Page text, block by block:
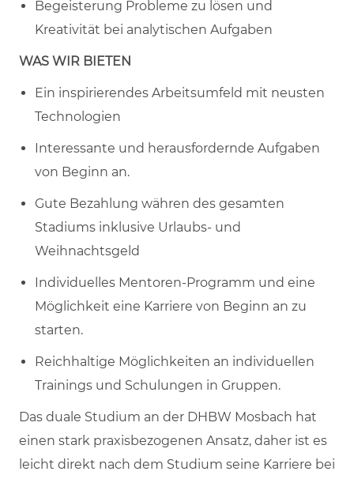
Begeisterung Probleme zu lösen und
Kreativität bei analytischen Aufgaben
WAS WIR BIETEN
Ein inspirierendes Arbeitsumfeld mit neusten
Technologien
Interessante und herausfordernde Aufgaben
von Beginn an.
Gute Bezahlung währen des gesamten
Stadiums inklusive Urlaubs- und
Weihnachtsgeld
Individuelles Mentoren-Programm und eine
Möglichkeit eine Karriere von Beginn an zu
starten.
Reichhaltige Möglichkeiten an individuellen
Trainings und Schulungen in Gruppen.
Das duale Studium an der DHBW Mosbach hat
einen stark praxisbezogenen Ansatz, daher ist es
leicht direkt nach dem Studium seine Karriere bei